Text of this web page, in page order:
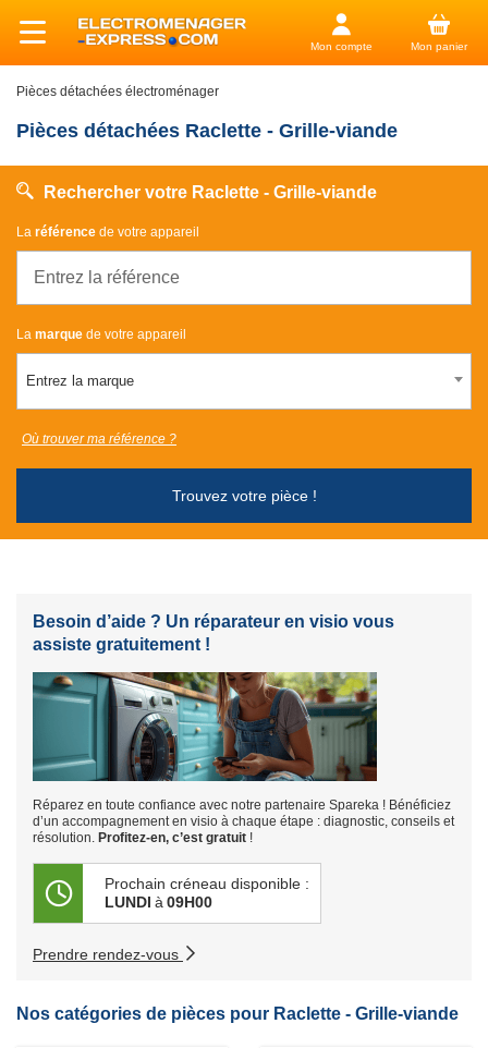
Mon compte Mon panier
Pièces détachées électroménager
Pièces détachées Raclette - Grille-viande
Rechercher votre Raclette - Grille-viande
La référence de votre appareil
La marque de votre appareil
Entrez la marque
Trouvez votre pièce !
Où trouver ma référence ?
Besoin d’aide ? Un réparateur en visio vous
assiste gratuitement !
Réparez en toute confiance avec notre partenaire Spareka ! Bénéficiez
d’un accompagnement en visio à chaque étape : diagnostic, conseils et
résolution. Profitez-en, c’est gratuit !
Prochain créneau disponible :
LUNDI à 09H00
Prendre rendez-vous
Nos catégories de pièces pour Raclette - Grille-viande